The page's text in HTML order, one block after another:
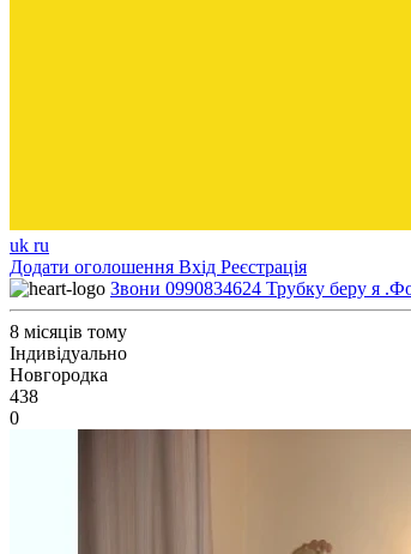
uk ru
Додати оголошення Вхід Реєстрація
Звони 0990834624 Трубку беру я
8 місяців тому
Індивідуально
Новгородка
438
0